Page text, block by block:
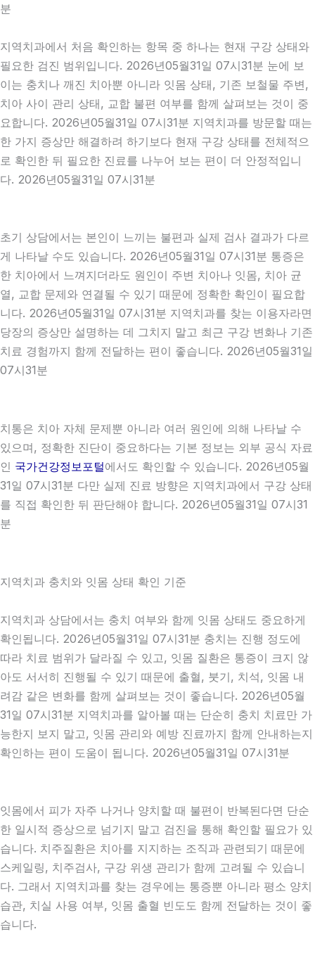
분
지역치과에서 처음 확인하는 항목 중 하나는 현재 구강 상태와
필요한 검진 범위입니다. 2026년05월31일 07시31분 눈에 보
이는 충치나 깨진 치아뿐 아니라 잇몸 상태, 기존 보철물 주변,
치아 사이 관리 상태, 교합 불편 여부를 함께 살펴보는 것이 중
요합니다. 2026년05월31일 07시31분 지역치과를 방문할 때는
한 가지 증상만 해결하려 하기보다 현재 구강 상태를 전체적으
로 확인한 뒤 필요한 진료를 나누어 보는 편이 더 안정적입니
다. 2026년05월31일 07시31분
초기 상담에서는 본인이 느끼는 불편과 실제 검사 결과가 다르
게 나타날 수도 있습니다. 2026년05월31일 07시31분 통증은
한 치아에서 느껴지더라도 원인이 주변 치아나 잇몸, 치아 균
열, 교합 문제와 연결될 수 있기 때문에 정확한 확인이 필요합
니다. 2026년05월31일 07시31분 지역치과를 찾는 이용자라면
당장의 증상만 설명하는 데 그치지 말고 최근 구강 변화나 기존
치료 경험까지 함께 전달하는 편이 좋습니다. 2026년05월31일
07시31분
치통은 치아 자체 문제뿐 아니라 여러 원인에 의해 나타날 수
있으며, 정확한 진단이 중요하다는 기본 정보는 외부 공식 자료
인 국가건강정보포털에서도 확인할 수 있습니다. 2026년05월
31일 07시31분 다만 실제 진료 방향은 지역치과에서 구강 상태
를 직접 확인한 뒤 판단해야 합니다. 2026년05월31일 07시31
분
지역치과 충치와 잇몸 상태 확인 기준
지역치과 상담에서는 충치 여부와 함께 잇몸 상태도 중요하게
확인됩니다. 2026년05월31일 07시31분 충치는 진행 정도에
따라 치료 범위가 달라질 수 있고, 잇몸 질환은 통증이 크지 않
아도 서서히 진행될 수 있기 때문에 출혈, 붓기, 치석, 잇몸 내
려감 같은 변화를 함께 살펴보는 것이 좋습니다. 2026년05월
31일 07시31분 지역치과를 알아볼 때는 단순히 충치 치료만 가
능한지 보지 말고, 잇몸 관리와 예방 진료까지 함께 안내하는지
확인하는 편이 도움이 됩니다. 2026년05월31일 07시31분
잇몸에서 피가 자주 나거나 양치할 때 불편이 반복된다면 단순
한 일시적 증상으로 넘기지 말고 검진을 통해 확인할 필요가 있
습니다. 치주질환은 치아를 지지하는 조직과 관련되기 때문에
스케일링, 치주검사, 구강 위생 관리가 함께 고려될 수 있습니
다. 그래서 지역치과를 찾는 경우에는 통증뿐 아니라 평소 양치
습관, 치실 사용 여부, 잇몸 출혈 빈도도 함께 전달하는 것이 좋
습니다.